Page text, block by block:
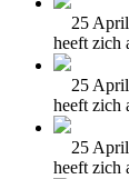
25
heeft zich
25
heeft zich
25
heeft zich